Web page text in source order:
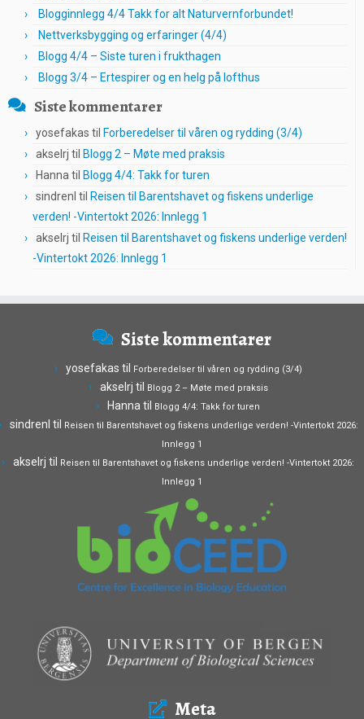
Blogginnlegg 4/4 Takk for alt Naturvernforbundet!
Nettverksbygging og erfaringer (4/4)
Blogg 4/4 – Siste turen i frukthagen
Blogg 3/4 – Ertespirer og en helg på lofthus
Siste kommentarer
yosefakas til Forberedelser til våren og rydding (3/4)
akselrj til Blogg 2 – Møte med praksis
Hanna til Blogg 4/4: Takk for turen
sindrenl til Reisen til Barentshavet og fiskens underlige
verden! -Vintertokt 2026: Innlegg 1
akselrj til Reisen til Barentshavet og fiskens underlige verden!
-Vintertokt 2026: Innlegg 1
Siste kommentarer
yosefakas til Forberedelser til våren og rydding (3/4)
akselrj til Blogg 2 – Møte med praksis
Hanna til Blogg 4/4: Takk for turen
sindrenl til Reisen til Barentshavet og fiskens underlige verden! -Vintertokt 2026:
Innlegg 1
akselrj til Reisen til Barentshavet og fiskens underlige verden! -Vintertokt 2026:
Innlegg 1
Meta